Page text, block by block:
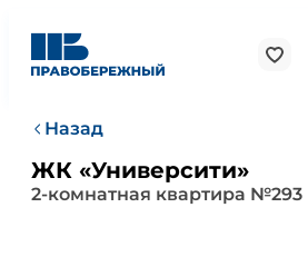
Назад
ЖК «Университи»
2-комнатная квартира №293